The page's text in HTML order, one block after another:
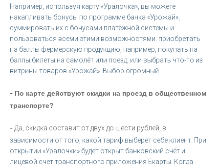
Например, используя карту «Уралочка», вы можете
накапливать бонусы по программе банка «Урожай»,
суммировать их с бонусами платёжной системы и
пользоваться всеми этими возможностями: приобретать
на баллы фермерскую продукцию, например, покупать на
баллы билеты на самолёт или поезд, или выбрать что-то из
витрины товаров «Урожай». Выбор огромный.
- По карте действуют скидки на проезд в общественном
транспорте?
- Да, скидка составит от двух до шести рублей, в
зависимости от того, какой тариф выберет себе клиент. При
открытии «Уралочки» будет открыт банковский счёт и
лицевой счёт транспортного приложения Екарты. Когда